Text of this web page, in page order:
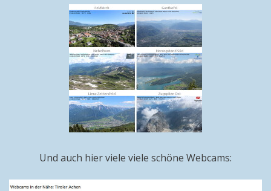
Und auch hier viele viele schöne Webcams: